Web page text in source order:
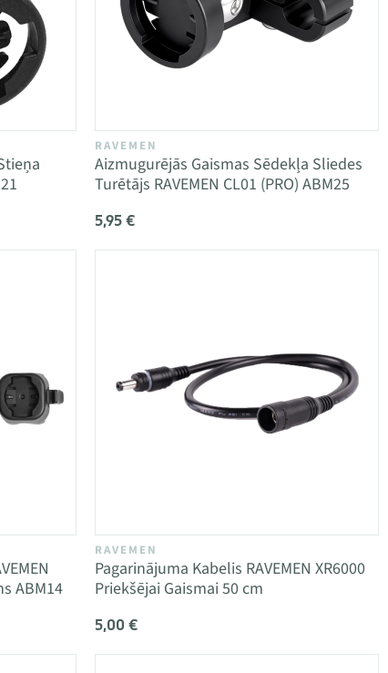
RAVEMEN
Aizmugurējās Gaismas Sēdekļa Sliedes
Turētājs RAVEMEN CL01 (PRO) ABM25
5,95 €
ABM14
RAVEMEN
Pagarinājuma Kabelis RAVEMEN XR6000
Priekšējai Gaismai 50 cm
5,00 €